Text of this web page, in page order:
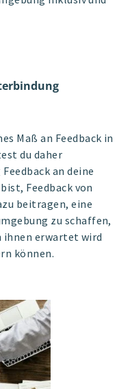
Maß an Feedback in
du daher
an deine
Feedback von
beitragen, eine
zu schaffen,
ihnen erwartet wird
können.